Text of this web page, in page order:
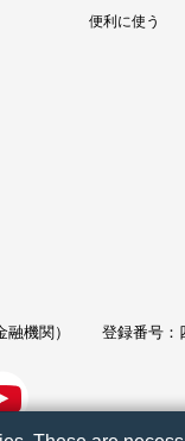
便利に使う
機関）
登録番号：